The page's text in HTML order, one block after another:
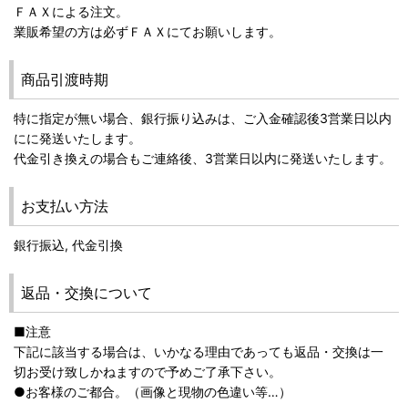
ＦＡＸによる注文。
業販希望の方は必ずＦＡＸにてお願いします。
商品引渡時期
特に指定が無い場合、銀行振り込みは、ご入金確認後3営業日以内
にに発送いたします。
代金引き換えの場合もご連絡後、3営業日以内に発送いたします。
お支払い方法
銀行振込, 代金引換
返品・交換について
■注意
下記に該当する場合は、いかなる理由であっても返品・交換は一
切お受け致しかねますので予めご了承下さい。
●お客様のご都合。（画像と現物の色違い等…）